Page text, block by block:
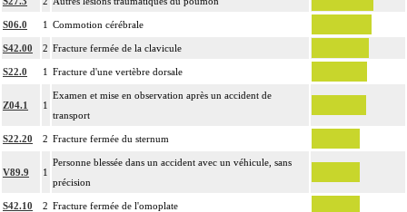
S06.0 1 Commotion cérébrale
S42.00 2 Fracture fermée de la clavicule
S22.0 1 Fracture d'une vertèbre dorsale
Z04.1 1
Examen et mise en observation après un accident de
transport
S22.20 2 Fracture fermée du sternum
V89.9 1
Personne blessée dans un accident avec un véhicule, sans
précision
S42.10 2 Fracture fermée de l'omoplate